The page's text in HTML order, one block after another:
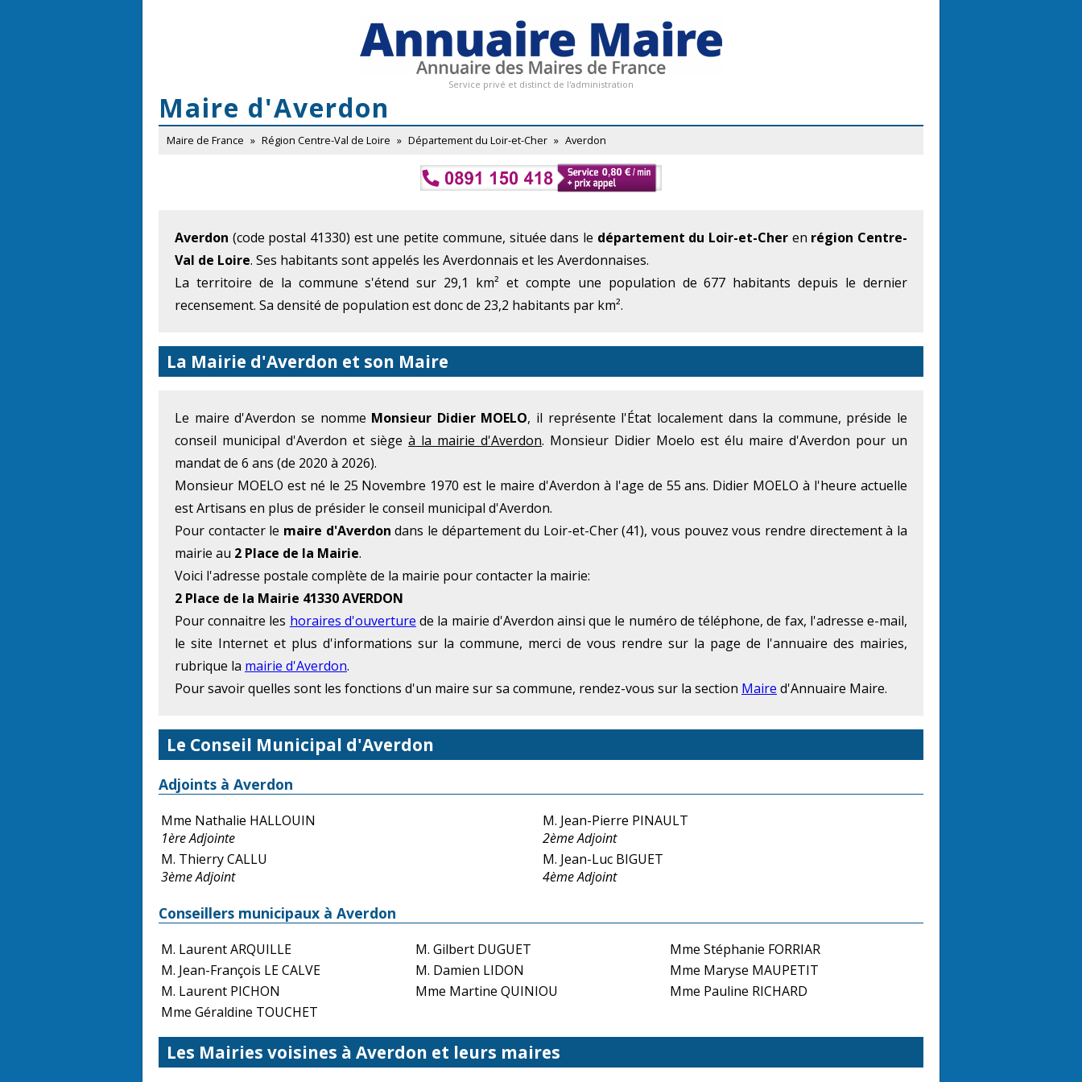
Service privé et distinct de l'administration
Maire d'Averdon
Maire de France » Région Centre-Val de Loire » Département du Loir-et-Cher » Averdon
Averdon (code postal 41330) est une petite commune, située dans le département du Loir-et-Cheren région Centre-
Val de Loire. Ses habitants sont appelés les Averdonnais et les Averdonnaises.
La territoire de la commune s'étend sur 29,1 km² et compte une population de 677 habitants depuis le dernier
recensement. Sa densité de population est donc de 23,2 habitants par km².
La Mairie d'Averdon et son Maire
Le maire d'Averdon se nomme Monsieur Didier MOELO, il représente l'État localement dans la commune, préside le
conseil municipal d'Averdon et siège à la mairie d'Averdon. Monsieur Didier Moelo est élu maire d'Averdon pour un
mandat de 6 ans (de 2020 à 2026).
Monsieur MOELO est né le 25 Novembre 1970 est le maire d'Averdon à l'age de 55 ans. Didier MOELO à l'heure actuelle
est Artisans en plus de présider le conseil municipal d'Averdon.
Pour contacter le maire d'Averdon dans le département du Loir-et-Cher (41), vous pouvez vous rendre directement à la
mairie au 2 Place de la Mairie.
Voici l'adresse postale complète de la mairie pour contacter la mairie:
2 Place de la Mairie 41330 AVERDON
Pour connaitre les horaires d'ouverture de la mairie d'Averdon ainsi que le numéro de téléphone, de fax, l'adresse e-mail,
le site Internet et plus d'informations sur la commune, merci de vous rendre sur la page de l'annuaire des mairies,
rubrique la mairie d'Averdon.
Pour savoir quelles sont les fonctions d'un maire sur sa commune, rendez-vous sur la section Maire d'Annuaire Maire.
Le Conseil Municipal d'Averdon
Adjoints à Averdon
Mme Nathalie HALLOUIN
1ère Adjointe
M. Jean-Pierre PINAULT
2ème Adjoint
M. Thierry CALLU
3ème Adjoint
M. Jean-Luc BIGUET
4ème Adjoint
Conseillers municipaux à Averdon
M. Laurent ARQUILLE M. Gilbert DUGUET
Mme Stéphanie FORRIAR
M. Jean-François LE CALVE
M. Damien LIDON
Mme Maryse MAUPETIT
M. Laurent PICHON
Mme Martine QUINIOU
Mme Pauline RICHARD
Mme Géraldine TOUCHET
Les Mairies voisines à Averdon et leurs maires